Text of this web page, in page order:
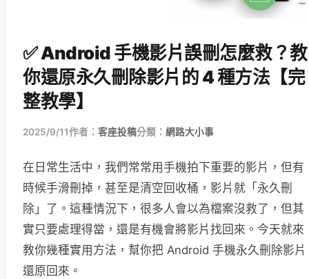
✅ Android 手機影片誤刪怎麼救？教
你還原永久刪除影片的 4 種方法【完
整教學】
2025/9/11作者： 客座投稿分類： 網路大小事
在日常生活中，我們常常用手機拍下重要的影片，但有
時候手滑刪掉，甚至是清空回收桶，影片就「永久刪
除」了。這種情況下，很多人會以為檔案沒救了，但其
實只要處理得當，還是有機會將影片找回來。今天就來
教你幾種實用方法，幫你把 Android 手機永久刪除影片
還原回來。